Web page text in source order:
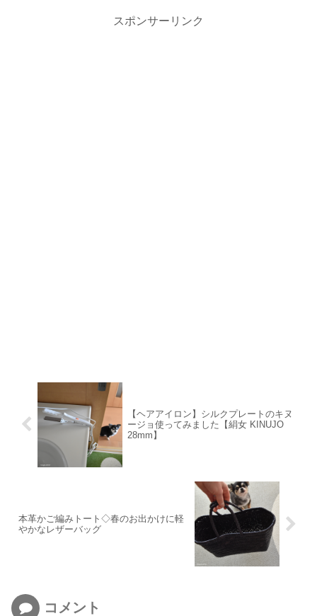
スポンサーリンク
【ヘアアイロン】シルクプレートのキヌ
ージョ使ってみました【絹女 KINUJO
28mm】
本革かご編みトート◇春のお出かけに軽
やかなレザーバッグ
コメント